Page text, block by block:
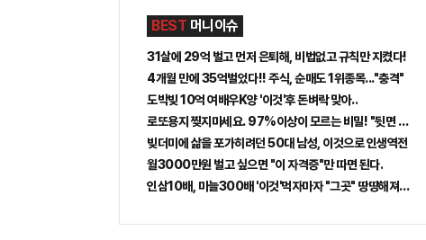
BEST 머니이슈
31살에 29억 벌고 먼저 은퇴해, 비법없고 규칙만 지켰다!
4개월 만에 35억벌었다!! 주식, 순매도 1위종목..."충격"
도박빚 10억 여배우K양 '이것'후 돈벼락 맞아..
로또용지 찢지마세요. 97%이상이 모르는 비밀! "뒷면 비추
빚더미에 삶을 포가히려던 50대 남성, 이것으로 인생역전
월3000만원 벌고 싶으면 "이 자격증"만 따면 된다.
인삼10배, 마늘300배 '이것'먹자마자 "그곳" 땅땅해져..헉!